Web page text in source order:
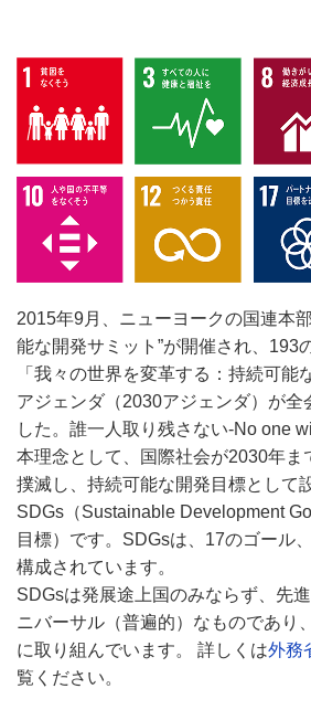
2015年9月、ニューヨークの国連本
能な開発サミット”が開催され、193
「我々の世界を変革する：持続可能
アジェンダ（2030アジェンダ）が全
した。誰一人取り残さない-No one
本理念として、国際社会が2030年ま
撲滅し、持続可能な開発目標として
SDGs（Sustainable Development
目標）です。SDGsは、17のゴール
構成されています。
SDGsは発展途上国のみならず、先
ニバーサル（普遍的）なものであり
に取り組んでいます。 詳しくは外務
覧ください。